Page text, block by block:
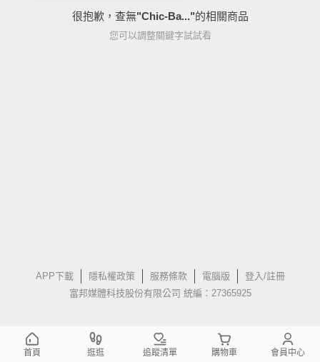
很抱歉，查無"Chic-Ba..."的相關商品
您可以調整關鍵字試試看
APP下載 隱私權政策 服務條款 電腦版
登入/註冊
富邦媒體科技股份有限公司 統編：27365925
首頁 逛逛 追蹤清單 購物車 會員中心